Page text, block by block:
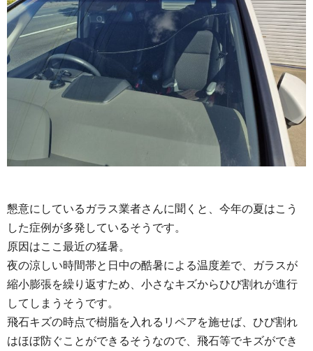
懇意にしているガラス業者さんに聞くと、今年の夏はこう
した症例が多発しているそうです。
原因はここ最近の猛暑。
夜の涼しい時間帯と日中の酷暑による温度差で、ガラスが
縮小膨張を繰り返すため、小さなキズからひび割れが進行
してしまうそうです。
飛石キズの時点で樹脂を入れるリペアを施せば、ひび割れ
はほぼ防ぐことができるそうなので、飛石等でキズができ